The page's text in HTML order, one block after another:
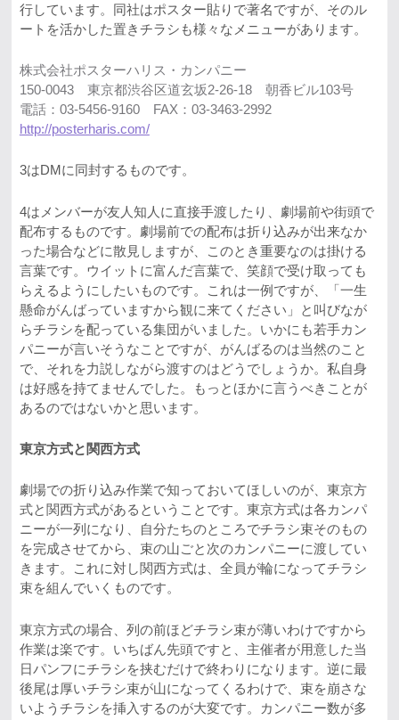
行しています。同社はポスター貼りで著名ですが、そのル
ートを活かした置きチラシも様々なメニューがあります。
株式会社ポスターハリス・カンパニー
150-0043 東京都渋谷区道玄坂2-26-18 朝香ビル103号
電話：03-5456-9160 FAX：03-3463-2992
http://posterharis.com/
3はDMに同封するものです。
4はメンバーが友人知人に直接手渡したり、劇場前や街頭で
配布するものです。劇場前での配布は折り込みが出来なか
った場合などに散見しますが、このとき重要なのは掛ける
言葉です。ウイットに富んだ言葉で、笑顔で受け取っても
らえるようにしたいものです。これは一例ですが、「一生
懸命がんばっていますから観に来てください」と叫びなが
らチラシを配っている集団がいました。いかにも若手カン
パニーが言いそうなことですが、がんばるのは当然のこと
で、それを力説しながら渡すのはどうでしょうか。私自身
は好感を持てませんでした。もっとほかに言うべきことが
あるのではないかと思います。
東京方式と関西方式
劇場での折り込み作業で知っておいてほしいのが、東京方
式と関西方式があるということです。東京方式は各カンパ
ニーが一列になり、自分たちのところでチラシ束そのもの
を完成させてから、束の山ごと次のカンパニーに渡してい
きます。これに対し関西方式は、全員が輪になってチラシ
束を組んでいくものです。
東京方式の場合、列の前ほどチラシ束が薄いわけですから
作業は楽です。いちばん先頭ですと、主催者が用意した当
日パンフにチラシを挟むだけで終わりになります。逆に最
後尾は厚いチラシ束が山になってくるわけで、束を崩さな
いようチラシを挿入するのが大変です。カンパニー数が多